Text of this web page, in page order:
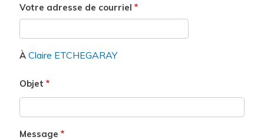
Votre adresse de courriel
À Claire ETCHEGARAY
Objet
Message